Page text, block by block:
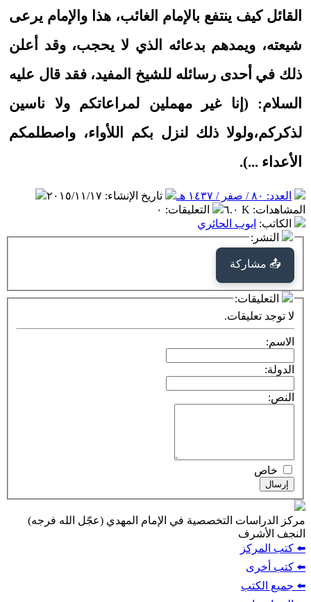
القائل كيف ينتفع بالإمام الغائب، هذا والإمام يرعى
شيعته، ويمدهم بدعائه الذي لا يحجب، وقد أعلن
ذلك في أحدى رسائله للشيخ المفيد، فقد قال عليه
السلام: (إنا غير مهملين لمراعاتكم ولا ناسين
لذكركم،ولولا ذلك لنزل بكم اللأواء، واصطلمكم
الأعداء ...).
العدد: ٨٠ / صفر / ١٤٣٧ هـ تاريخ الإنشاء: ٢٠١٥/١١/١٧
المشاهدات: ٦.٠ K التعليقات: ٠
الكاتب: ايوب الحائري
النشر:
📤 مشاركة
التعليقات:
لا توجد تعليقات.
الاسم:
الدولة:
النص:
خاص
إرسال
مركز الدراسات التخصصية في الإمام المهدي (عجّل الله فرجه)
النجف الأشرف
⬅️ كتب المركز
⬅️ كتب أخرى
⬅️ جميع الكتب